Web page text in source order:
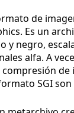
de
Es un
y negro,
alfa. A
de
SGI son